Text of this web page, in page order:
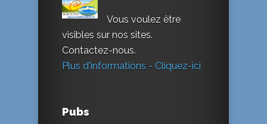
Vous voulez être
visibles sur nos sites.
Contactez-nous.
Plus d'informations - Cliquez-ici
Pubs